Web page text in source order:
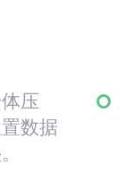
压
数据